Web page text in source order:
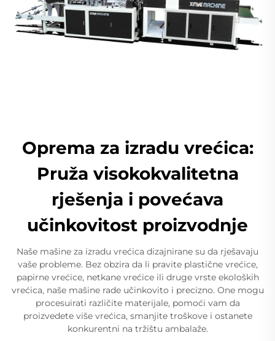
Oprema za izradu vrećica:
Pruža visokokvalitetna
rješenja i povećava
učinkovitost proizvodnje
Naše mašine za izradu vrećica dizajnirane su da rješavaju
vaše probleme. Bez obzira da li pravite plastične vrećice,
papirne vrećice, netkane vrećice ili druge vrste ekoloških
vrećica, naše mašine rade učinkovito i precizno. One mogu
procesuirati različite materijale, pomoći vam da
proizvedete više vrećica, smanjite troškove i ostanete
konkurentni na tržištu ambalaže.